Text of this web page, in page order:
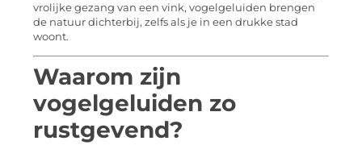
vrolijke gezang van een vink, vogelgeluiden brengen
de natuur dichterbij, zelfs als je in een drukke stad
woont.
Waarom zijn
vogelgeluiden zo
rustgevend?